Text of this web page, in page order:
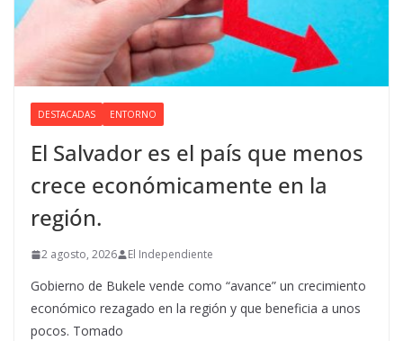
DESTACADAS ENTORNO
El Salvador es el país que menos
crece económicamente en la
región.
2 agosto, 2026 El Independiente
Gobierno de Bukele vende como “avance” un crecimiento
económico rezagado en la región y que beneficia a unos
pocos. Tomado